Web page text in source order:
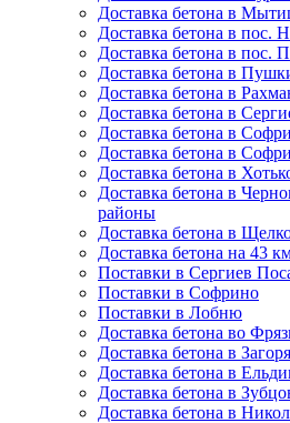
Доставка бетона в
Доставка бетона в пос.
Доставка бетона в пос.
Доставка бетона в
Доставка бетона в
Доставка бетона в
Доставка бетона в
Доставка бетона в
Доставка бетона в
Доставка бетона в
районы
Доставка бетона в
Доставка бетона на 43
Поставки в Сергиев
Поставки в Софрино
Поставки в Лобню
Доставка бетона во
Доставка бетона в
Доставка бетона в
Доставка бетона в
Доставка бетона в